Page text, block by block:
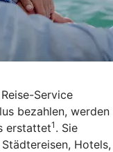
Service
bezahlen, werden
erstattet1 . Sie
Hotels,